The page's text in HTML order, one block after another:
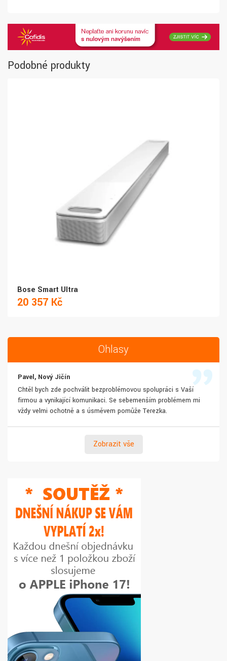
Podobné produkty
Bose Smart Ultra
20 357 Kč
Ohlasy
Pavel, Nový Jičín
Chtěl bych zde pochválit bezproblémovou spolupráci s Vaší
firmou a vynikající komunikaci. Se sebemenším problémem mi
vždy velmi ochotně a s úsměvem pomůže Terezka.
Zobrazit vše